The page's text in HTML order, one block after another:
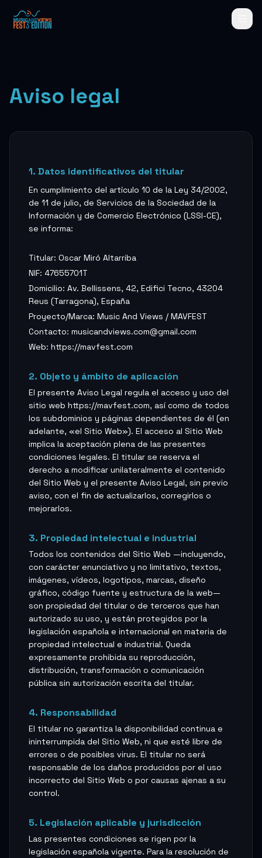
Aviso legal
1. Datos identificativos del titular
En cumplimiento del artículo 10 de la Ley 34/2002,
de 11 de julio, de Servicios de la Sociedad de la
Información y de Comercio Electrónico (LSSI-CE),
se informa:
Titular: Oscar Miró Altarriba
NIF: 47655701T
Domicilio: Av. Bellissens, 42, Edifici Tecno, 43204
Reus (Tarragona), España
Proyecto/Marca: Music And Views / MAVFEST
Contacto: musicandviews.com@gmail.com
Web: https://mavfest.com
2. Objeto y ámbito de aplicación
El presente Aviso Legal regula el acceso y uso del
sitio web https://mavfest.com, así como de todos
los subdominios y páginas dependientes de él (en
adelante, «el Sitio Web»). El acceso al Sitio Web
implica la aceptación plena de las presentes
condiciones legales. El titular se reserva el
derecho a modificar unilateralmente el contenido
del Sitio Web y el presente Aviso Legal, sin previo
aviso, con el fin de actualizarlos, corregirlos o
mejorarlos.
3. Propiedad intelectual e industrial
Todos los contenidos del Sitio Web —incluyendo,
con carácter enunciativo y no limitativo, textos,
imágenes, vídeos, logotipos, marcas, diseño
gráfico, código fuente y estructura de la web—
son propiedad del titular o de terceros que han
autorizado su uso, y están protegidos por la
legislación española e internacional en materia de
propiedad intelectual e industrial. Queda
expresamente prohibida su reproducción,
distribución, transformación o comunicación
pública sin autorización escrita del titular.
4. Responsabilidad
El titular no garantiza la disponibilidad continua e
ininterrumpida del Sitio Web, ni que esté libre de
errores o de posibles virus. El titular no será
responsable de los daños producidos por el uso
incorrecto del Sitio Web o por causas ajenas a su
control.
5. Legislación aplicable y jurisdicción
Las presentes condiciones se rigen por la
legislación española vigente. Para la resolución de